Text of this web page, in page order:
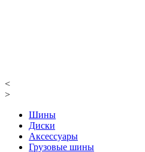
<
>
Шины
Диски
Аксессуары
Грузовые шины